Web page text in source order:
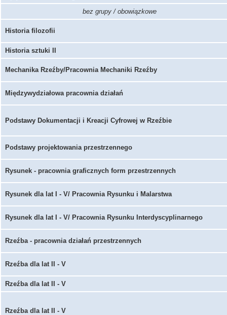
bez grupy / obowiązkowe
Historia filozofii
Historia sztuki II
Mechanika Rzeźby/Pracownia Mechaniki Rzeźby
Międzywydziałowa pracownia działań
Podstawy Dokumentacji i Kreacji Cyfrowej w Rzeźbie
Podstawy projektowania przestrzennego
Rysunek - pracownia graficznych form przestrzennych
Rysunek dla lat I - V/ Pracownia Rysunku i Malarstwa
Rysunek dla lat I - V/ Pracownia Rysunku Interdyscyplinarnego
Rzeźba - pracownia działań przestrzennych
Rzeźba dla lat II - V
Rzeźba dla lat II - V
Rzeźba dla lat II - V